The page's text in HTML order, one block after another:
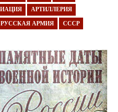
АРТИЛЛЕРИЯ
РУССКАЯ АРМИЯ СССР